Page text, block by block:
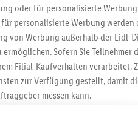
oder für personalisierte
personalisierte Werbung werden
von Werbung außerhalb der Lidl-
Sofern Sie Teilnehmer
Filial-Kaufverhalten verarbeitet.
zur Verfügung gestellt, damit
messen kann.